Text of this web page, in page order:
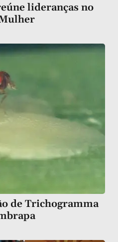
lideranças no
de Trichogramma